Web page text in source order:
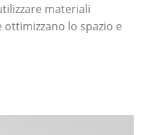
materiali
lo spazio e